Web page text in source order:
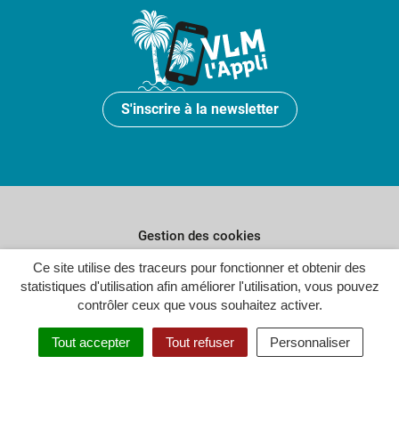
Ce site utilise des traceurs pour fonctionner et obtenir des
statistiques d'utilisation afin améliorer l'utilisation, vous pouvez
contrôler ceux que vous souhaitez activer.
Tout accepter Tout refuser Personnaliser
S'inscrire à la newsletter
Gestion des cookies
Plan du site
Politique de confidentialité
Crédits